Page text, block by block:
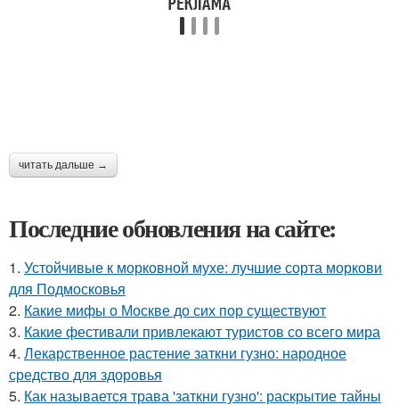
читать дальше →
Последние обновления на сайте:
1. Устойчивые к морковной мухе: лучшие сорта моркови
для Подмосковья
2. Какие мифы о Москве до сих пор существуют
3. Какие фестивали привлекают туристов со всего мира
4. Лекарственное растение заткни гузно: народное
средство для здоровья
5. Как называется трава 'заткни гузно': раскрытие тайны